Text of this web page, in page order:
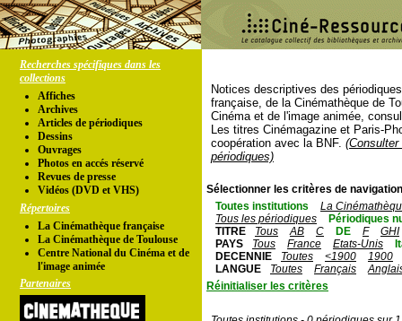
Recherches spécifiques dans les
collections
Affiches
Archives
Articles de périodiques
Dessins
Ouvrages
Photos en accés réservé
Revues de presse
Vidéos (DVD et VHS)
Répertoires
La Cinémathèque française
La Cinémathèque de Toulouse
Centre National du Cinéma et de
l'image animée
Partenaires
Notices descriptives des
française, de la Cinémathèque de
Cinéma et de l'image animée,
Les titres Cinémagazine et Paris-
coopération avec la BNF.
périodiques)
Sélectionner les critères de
Toutes institutions
La
Tous les périodiques
Périodiques
TITRE
Tous AB C DE F
GHI
PAYS
Tous France Etats-Unis
DECENNIE
Toutes <1900
1900
LANGUE
Toutes Français
Réinitialiser les critères